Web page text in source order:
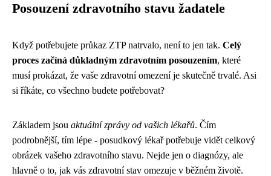
Posouzení zdravotního stavu žadatele
Když potřebujete průkaz ZTP natrvalo, není to jen tak. Celý
proces začíná důkladným zdravotním posouzením, které
musí prokázat, že vaše zdravotní omezení je skutečně trvalé. Asi
si říkáte, co všechno budete potřebovat?
Základem jsou aktuální zprávy od vašich lékařů. Čím
podrobnější, tím lépe - posudkový lékař potřebuje vidět celkový
obrázek vašeho zdravotního stavu. Nejde jen o diagnózy, ale
hlavně o to, jak vás zdravotní stav omezuje v běžném životě.